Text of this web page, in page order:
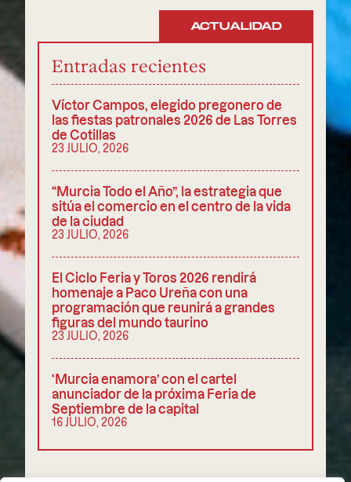
ACTUALIDAD
Entradas recientes
Víctor Campos, elegido pregonero de
las fiestas patronales 2026 de Las Torres
de Cotillas
23 JULIO, 2026
“Murcia Todo el Año”, la estrategia que
sitúa el comercio en el centro de la vida
de la ciudad
23 JULIO, 2026
El Ciclo Feria y Toros 2026 rendirá
homenaje a Paco Ureña con una
programación que reunirá a grandes
figuras del mundo taurino
23 JULIO, 2026
‘Murcia enamora’ con el cartel
anunciador de la próxima Feria de
Septiembre de la capital
16 JULIO, 2026